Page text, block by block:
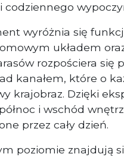
codziennego
wyróżnia się
układem
rozpościera się
kanałem, które o
krajobraz. Dzięki
i wschód
przez cały dzień.
poziomie znajdują